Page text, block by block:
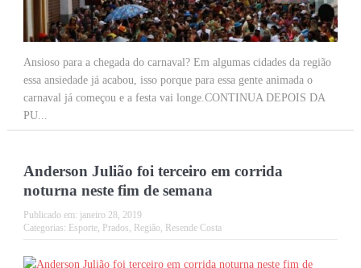
Ansioso para a chegada do carnaval? Em algumas cidades da região
essa ansiedade já acabou, isso porque para essa gente animada o
carnaval já começou e a festa vai longe.CONTINUA DEPOIS DA
PU...
Anderson Julião foi terceiro em corrida
noturna neste fim de semana
Publicado em: janeiro 28, 2019
Categorias: Esporte, Prados, Região, Resende Costa